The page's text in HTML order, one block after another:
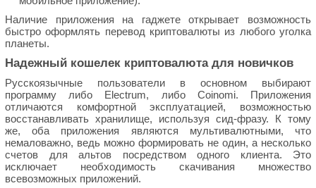
Наличие приложения на гаджете открывает возможность
быстро оформлять перевод криптовалюты из любого уголка
планеты.
Надежный кошелек криптовалюта для новичков
Русскоязычные пользователи в основном выбирают
программу либо Electrum, либо Coinomi. Приложения
отличаются комфортной эксплуатацией, возможностью
восстанавливать хранилище, используя сид-фразу. К тому
же, оба приложения являются мультивалютными, что
немаловажно, ведь можно формировать не один, а несколько
счетов для альтов посредством одного клиента. Это
исключает необходимость скачивания множество
всевозможных приложений.